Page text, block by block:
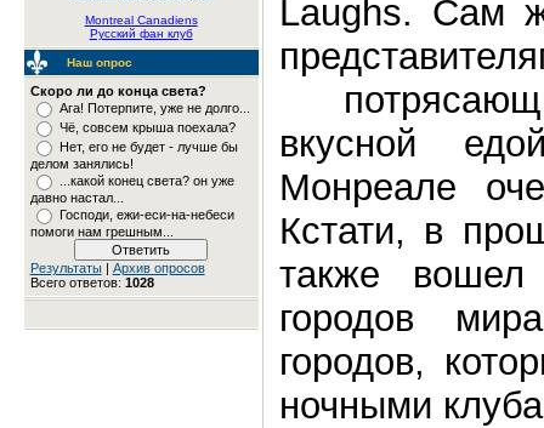
Montreal Canadiens
Русский фан клуб
Наш опрос
Скоро ли до конца света?
Ага! Потерпите, уже не долго...
Чё, совсем крыша поехала?
Нет, его не будет - лучше бы
делом занялись!
...какой конец света? он уже
давно настал...
Господи, ежи-еси-на-небеси
помоги нам грешным...
Результаты| Архив опросов
Всего ответов: 1028
Laughs. Сам
вкусной
Монреале
Кстати, в
также
городов
городов,
ночными